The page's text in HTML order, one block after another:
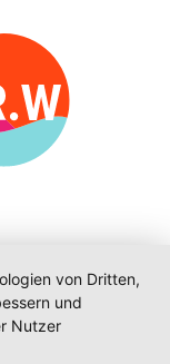
von Dritten,
und
Nutzer